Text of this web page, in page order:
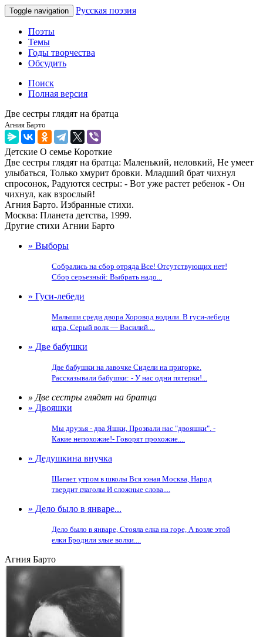
Toggle navigation Русская поэзия
Поэты
Темы
Годы творчества
Обсудить
Поиск
Полная версия
Две сестры глядят на братца
Агния Барто
Детские О семье Короткие
Две сестры глядят на братца: Маленький, неловкий, Не умеет
улыбаться, Только хмурит бровки. Младший брат чихнул
спросонок, Радуются сестры: - Вот уже растет ребенок - Он
чихнул, как взрослый!
Агния Барто. Избранные стихи.
Москва: Планета детства, 1999.
Другие стихи Агнии Барто
» Выборы
Собрались на сбор отряда Все! Отсутствующих нет!
Сбор серьезный: Выбрать надо...
» Гуси-лебеди
Малыши среди двора Хоровод водили. В гуси-лебеди
игра, Серый волк — Василий....
» Две бабушки
Две бабушки на лавочке Сидели на пригорке.
Рассказывали бабушки: - У нас одни пятерки!...
» Две сестры глядят на братца
» Двояшки
Мы друзья - два Яшки, Прозвали нас "двояшки". -
Какие непохожие!- Говорят прохожие....
» Дедушкина внучка
Шагает утром в школы Вся юная Москва, Народ
твердит глаголы И сложные слова....
» Дело было в январе...
Дело было в январе, Стояла елка на горе, А возле этой
елки Бродили злые волки....
Агния Барто